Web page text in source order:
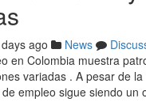
ago News
en Colombia muestra
variadas . A pesar de
empleo sigue siendo un